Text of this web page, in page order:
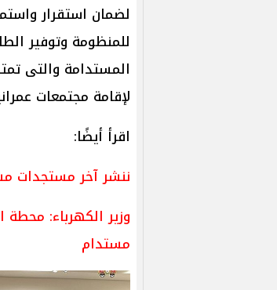
لضمان استقرار
للمنظومة وتوفير
المستدامة والتى
لإقامة مجتمعات
اقرأ أيضًا:
ننشر آخر مستجدات
وزير الكهرباء:
مستدام